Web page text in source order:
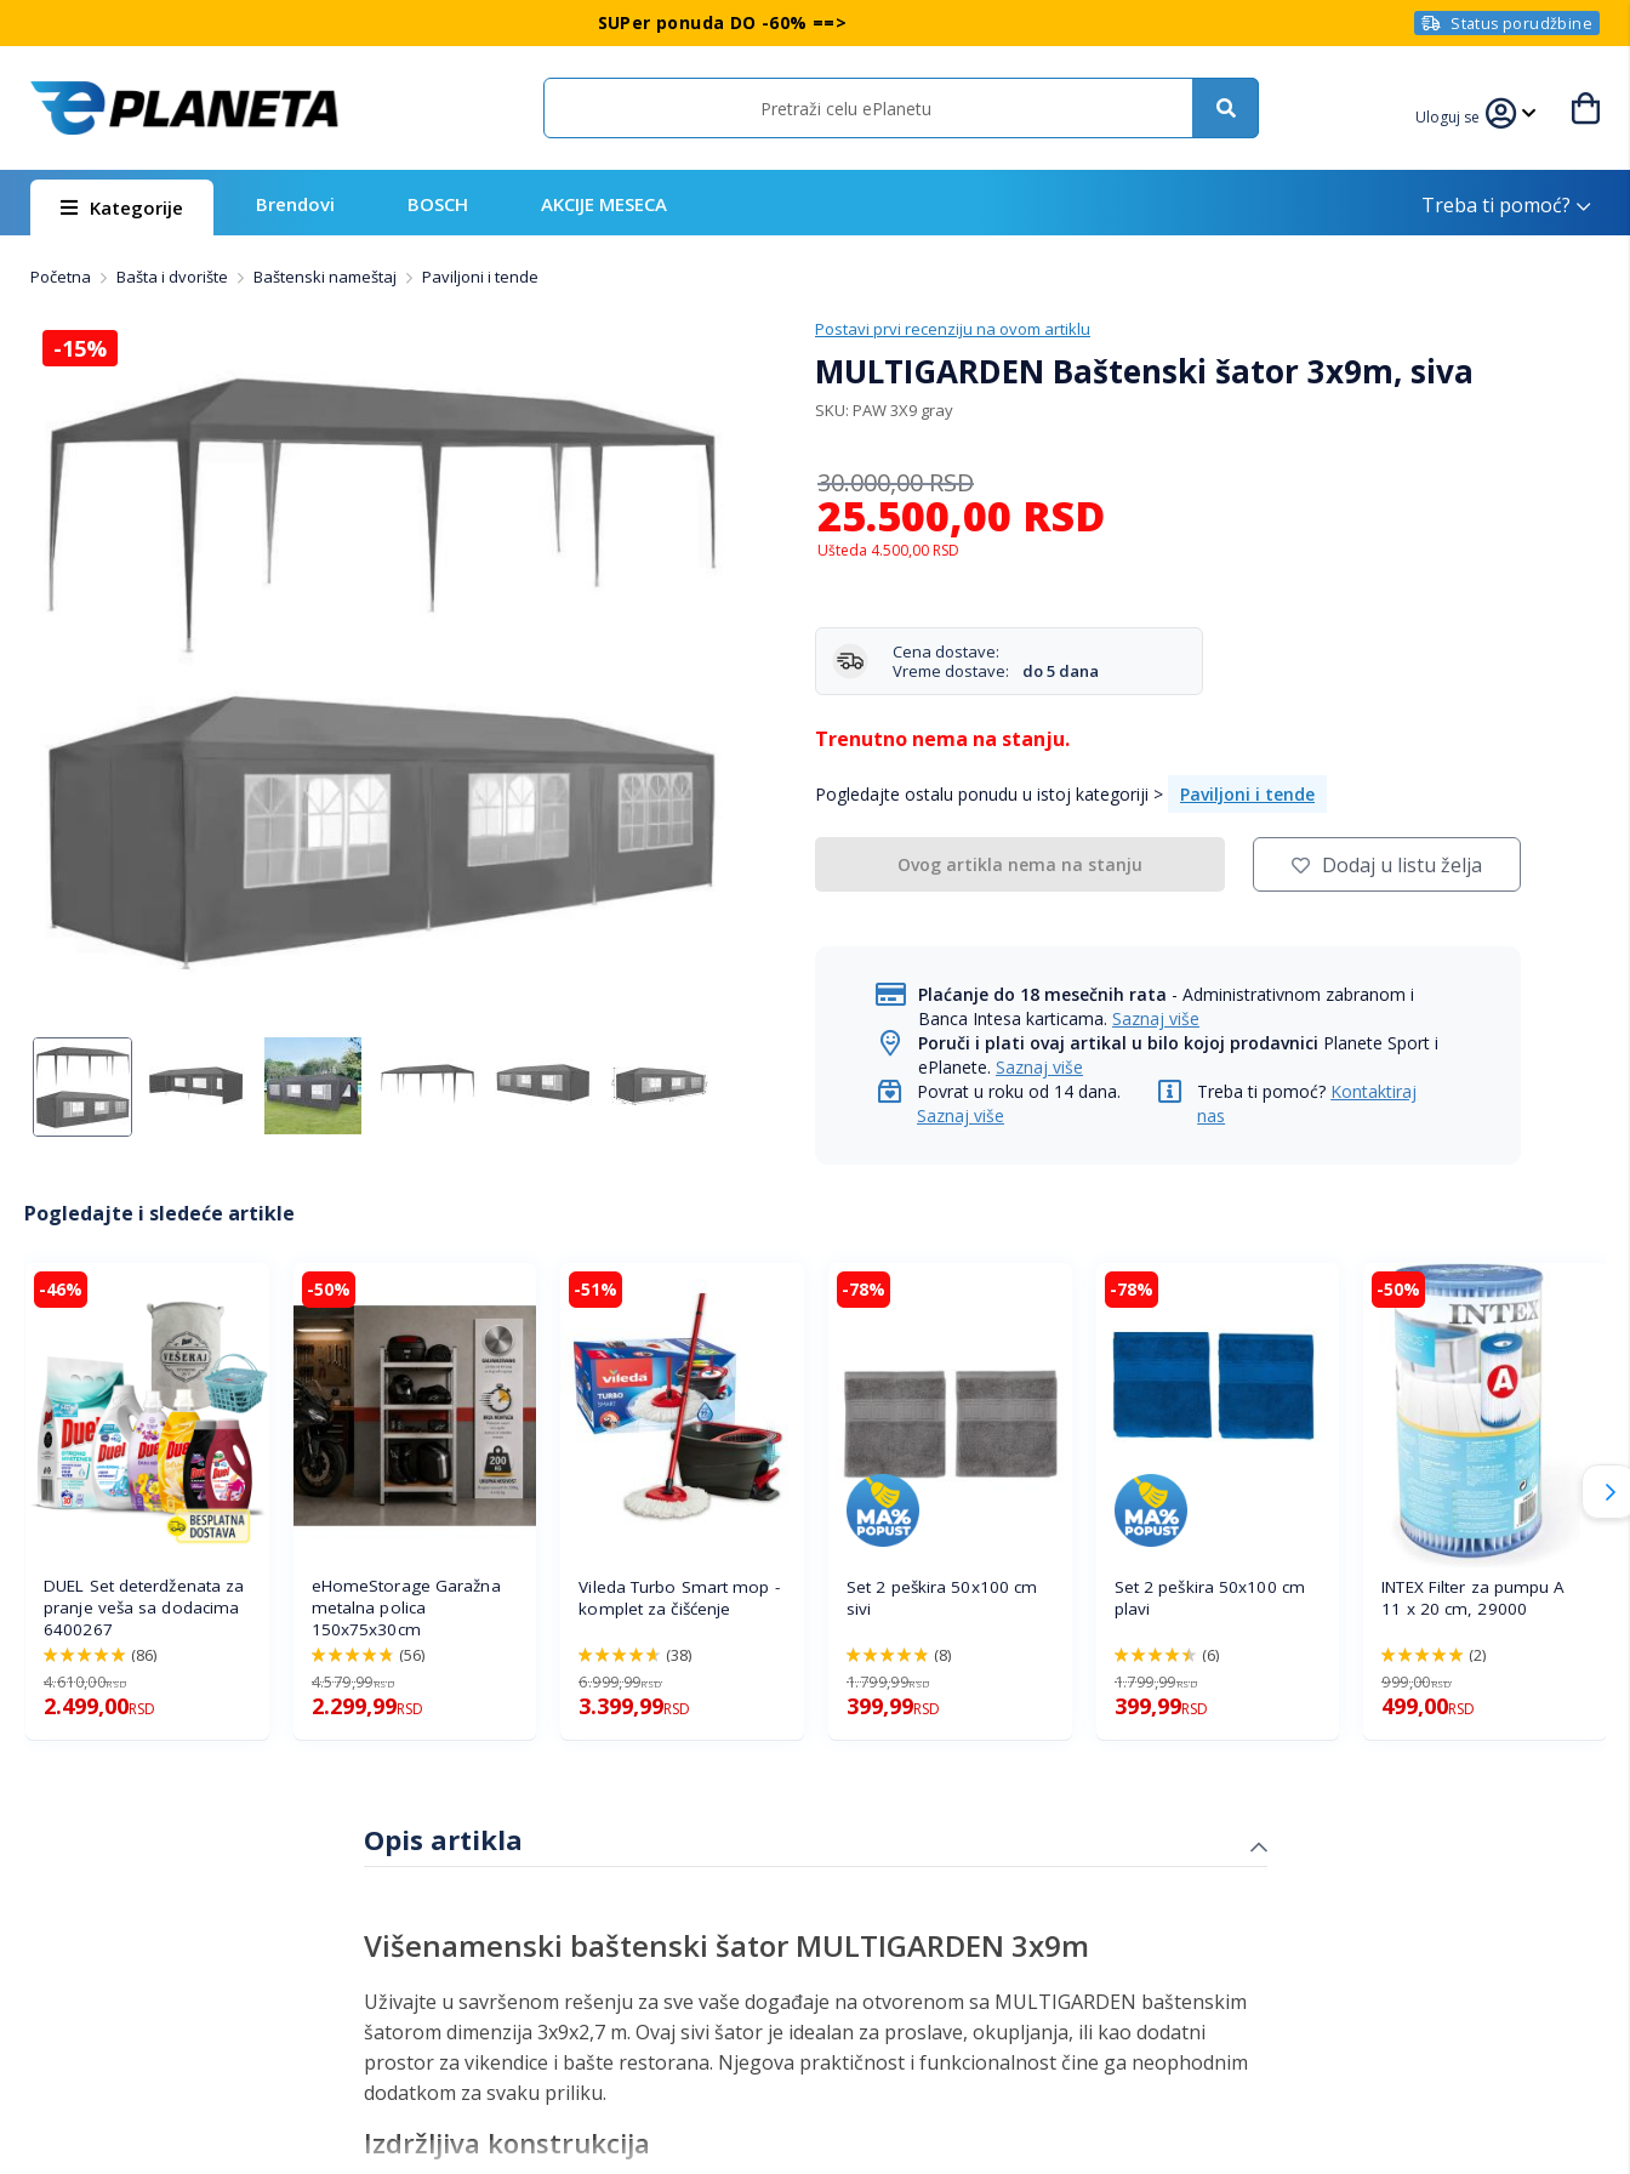
SUPer ponuda DO -60% ==> Status porudžbine
Search Uloguj se
Kategorije Brendovi BOSCH AKCIJE MESECA Treba ti pomoć?
Početna Bašta i dvorište Baštenski nameštaj Paviljoni i tende
Postavi prvi recenziju na ovom artiklu
MULTIGARDEN Baštenski šator 3x9m, siva
SKU PAW 3X9 gray
25.500,00 RSD
30.000,00RSD
Ušteda 4.500,00 RSD
Cena dostave:
Vreme dostave:
do 5 dana
Trenutno nema na stanju.
Pogledajte ostalu ponudu u istoj kategoriji > Paviljoni i tende
Ovog artikla nema na stanju Dodaj u listu želja
Plaćanje do 18 mesečnih rata - Administrativnom zabranom i
Banca Intesa karticama.Saznaj više
Poruči i plati ovaj artikal u bilo kojoj prodavnici Planete Sport i
ePlanete.Saznaj više
Povrat u roku od 14 dana.
Saznaj više
Treba ti pomoć? Kontaktiraj
nas
-15%
Pogledajte i sledeće artikle
-46%
DUEL Set deterdženata za
pranje veša sa dodacima
6400267
98%
(86)
4.610,00RSD
2.499,00RSD
-50%
eHomeStorage Garažna
metalna polica
150x75x30cm
96%
(56)
4.579,99RSD
2.299,99RSD
-51%
Vileda Turbo Smart mop -
komplet za čišćenje
92%
(38)
6.999,99RSD
3.399,99RSD
-78%
Set 2 peškira 50x100 cm
sivi
96%
(8)
1.799,99RSD
399,99RSD
-78%
Set 2 peškira 50x100 cm
plavi
90%
(6)
1.799,99RSD
399,99RSD
-50%
INTEX Filter za pumpu A
11 x 20 cm, 29000
100%
(2)
999,00RSD
499,00RSD
Opis artikla
Višenamenski baštenski šator MULTIGARDEN 3x9m
Uživajte u savršenom rešenju za sve vaše događaje na otvorenom sa MULTIGARDEN baštenskim
šatorom dimenzija 3x9x2,7 m. Ovaj sivi šator je idealan za proslave, okupljanja, ili kao dodatni
prostor za vikendice i bašte restorana. Njegova praktičnost i funkcionalnost čine ga neophodnim
dodatkom za svaku priliku.
Izdržljiva konstrukcija